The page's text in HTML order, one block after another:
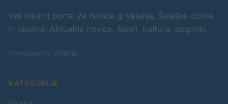
Vaš lokalni portal za novice iz Velenja, Šaleške doline
in okolice. Aktualne novice, šport, kultura, dogodki.
Povezujemo Velenje.
KATEGORIJE